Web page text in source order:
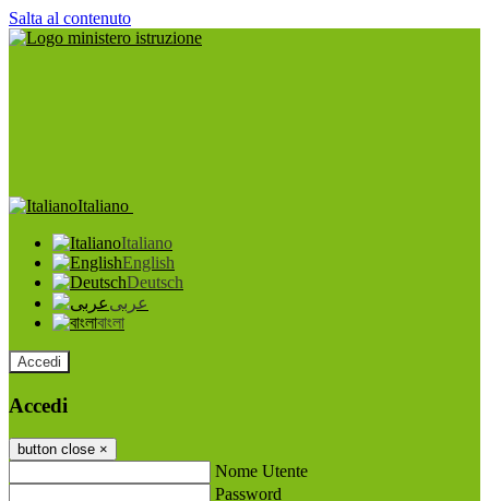
Salta al contenuto
Italiano
Italiano
English
Deutsch
عربى
বাংলা
Accedi
Accedi
button close ×
Nome Utente
Password